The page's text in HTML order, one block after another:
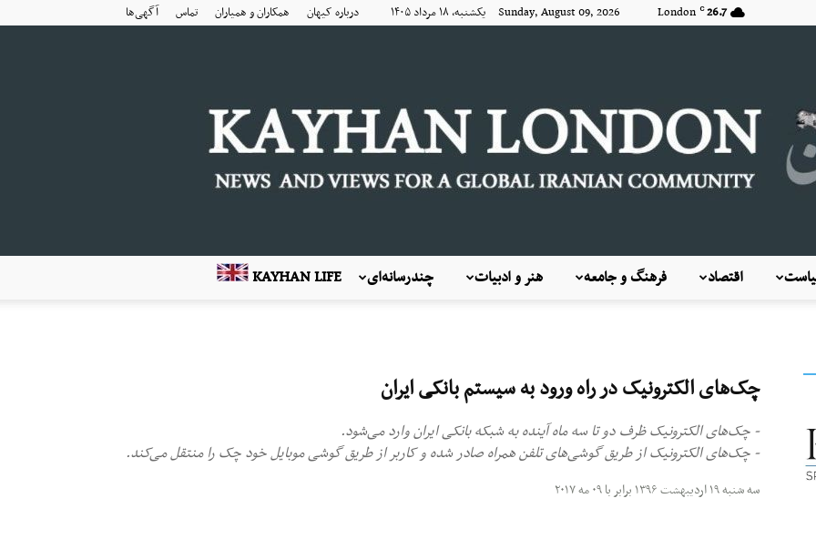
26.7
C
London Sunday, August 09, 2026 یکشنبه, ۱۸ مرداد ۱۴۰۵ درباره کیهان همکاران و همیاران تماس آگهی‌ها
کیهان
KAYHAN LIFE چندرسانه‌ای هنر و ادبیات فرهنگ و جامعه اقتصاد
چک‌های الکترونیک در راه ورود به سیستم بانکی ایران
- چک‌های الکترونیک ظرف دو تا سه ماه آینده به شبکه بانکی ایران وارد می‌شود.
- چک‌های الکترونیک از طریق گوشی‌های تلفن همراه صادر شده و کاربر از طریق گوشی موبایل خود چک را منتقل می‌کند.
سه شنبه ۱۹ اردیبهشت ۱۳۹۶ برابر با ۰۹ مه ۲۰۱۷